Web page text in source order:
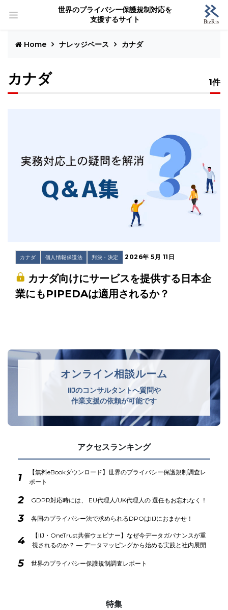
世界のプライバシー保護規制対応を
支援するサイト
Home ナレッジベース カナダ
カナダ 1件
カナダ 個人情報保護法 判決・決定 2026年 5月 11日
カナダ向けにサービスを提供する日本企
業にもPIPEDAは適用されるか？
オンライン相談ルーム
IIJのコンサルタントへ質問や
作業支援の依頼が可能です
アクセスランキング
1
【無料eBookダウンロード】世界のプライバシー保護規制調査レ
ポート
2 GDPR対応時には、 EU代理人/UK代理人の 選任もお忘れなく！
3 各国のプライバシー法で求められるDPOはIIJにおまかせ！
4
【IIJ・OneTrust共催ウェビナー】なぜ今データガバナンスが重
視されるのか？ ― データマッピングから始める実践と社内展開
5 世界のプライバシー保護規制調査レポート
特集